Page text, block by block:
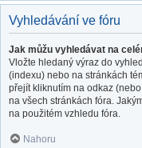
Vyhledávání ve fóru
Jak můžu vyhledávat na
Vložte hledaný výraz do
(indexu) nebo na stránkách
přejít kliknutím na odkaz
na všech stránkách fóra.
na použitém vzhledu fóra.
Nahoru